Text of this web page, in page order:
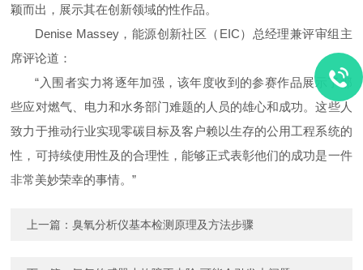
颖而出，展示其在创新领域的性作品。
Denise Massey，能源创新社区（EIC）总经理兼评审组主
席评论道：
“入围者实力将逐年加强，该年度收到的参赛作品展示了那
些应对燃气、电力和水务部门难题的人员的雄心和成功。这些人
致力于推动行业实现零碳目标及客户赖以生存的公用工程系统的
性，可持续使用性及的合理性，能够正式表彰他们的成功是一件
非常美妙荣幸的事情。”
上一篇：臭氧分析仪基本检测原理及方法步骤